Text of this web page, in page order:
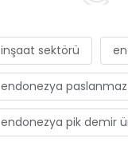
inşaat sektörü
endonezya
endonezya pik demir